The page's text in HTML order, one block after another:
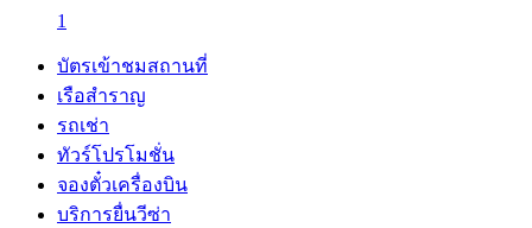
1
บัตรเข้าชมสถานที่
เรือสำราญ
รถเช่า
ทัวร์โปรโมชั่น
จองตั๋วเครื่องบิน
บริการยื่นวีซ่า